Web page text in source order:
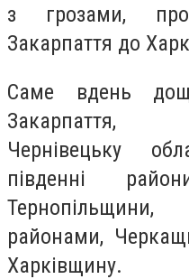
з грозами,
Закарпаття до
Саме вдень
Закарпаття,
Чернівецьку
південні
районами,
Харківщину.